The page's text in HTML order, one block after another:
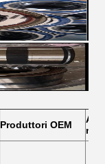
Produttori OEM
Altri
no,